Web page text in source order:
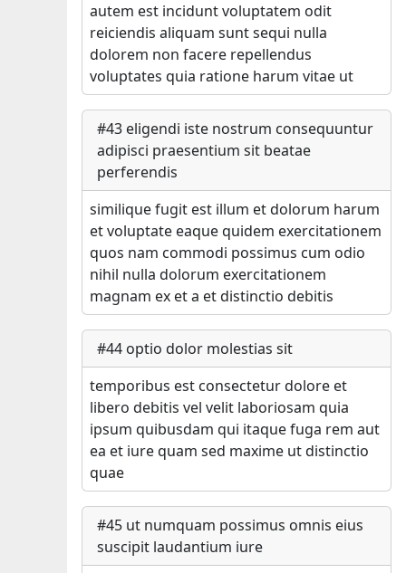
autem est incidunt voluptatem odit
reiciendis aliquam sunt sequi nulla
dolorem non facere repellendus
voluptates quia ratione harum vitae ut
#43 eligendi iste nostrum consequuntur
adipisci praesentium sit beatae
perferendis
similique fugit est illum et dolorum harum
et voluptate eaque quidem exercitationem
quos nam commodi possimus cum odio
nihil nulla dolorum exercitationem
magnam ex et a et distinctio debitis
#44 optio dolor molestias sit
temporibus est consectetur dolore et
libero debitis vel velit laboriosam quia
ipsum quibusdam qui itaque fuga rem aut
ea et iure quam sed maxime ut distinctio
quae
#45 ut numquam possimus omnis eius
suscipit laudantium iure